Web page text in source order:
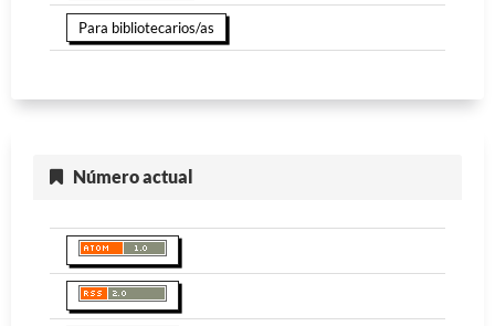
Para bibliotecarios/as
Número actual